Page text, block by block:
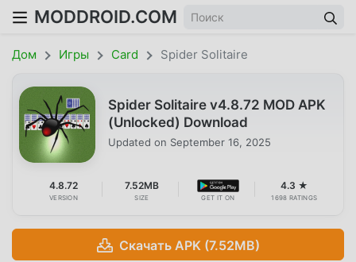
MODDROID.COM
Дом Игры Card Spider Solitaire
Spider Solitaire v4.8.72 MOD APK
(Unlocked) Download
Updated on September 16, 2025
4.8.72
VERSION
7.52MB
SIZE GET IT ON
4.3 ★
1698 RATINGS
Скачать APK (7.52MB)